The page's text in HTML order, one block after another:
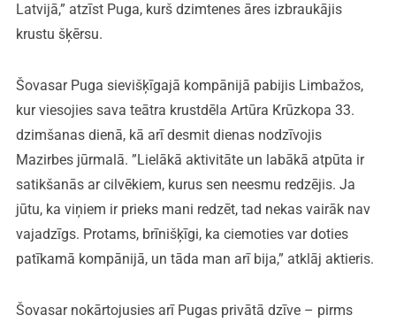
Latvijā,” atzīst Puga, kurš dzimtenes āres izbraukājis
krustu šķērsu.
Šovasar Puga sievišķīgajā kompānijā pabijis Limbažos,
kur viesojies sava teātra krustdēla Artūra Krūzkopa 33.
dzimšanas dienā, kā arī desmit dienas nodzīvojis
Mazirbes jūrmalā. ”Lielākā aktivitāte un labākā atpūta ir
satikšanās ar cilvēkiem, kurus sen neesmu redzējis. Ja
jūtu, ka viņiem ir prieks mani redzēt, tad nekas vairāk nav
vajadzīgs. Protams, brīnišķīgi, ka ciemoties var doties
patīkamā kompānijā, un tāda man arī bija,” atklāj aktieris.
Šovasar nokārtojusies arī Pugas privātā dzīve – pirms